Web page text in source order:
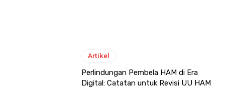
Artikel
Perlindungan Pembela HAM di Era
Digital: Catatan untuk Revisi UU HAM